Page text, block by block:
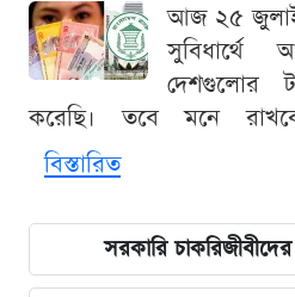
আজ ২৫ জুলাই
সুবিধার্থে
দেশগুলোর
করেছি। তবে মনে
বিস্তারিত
সরকারি